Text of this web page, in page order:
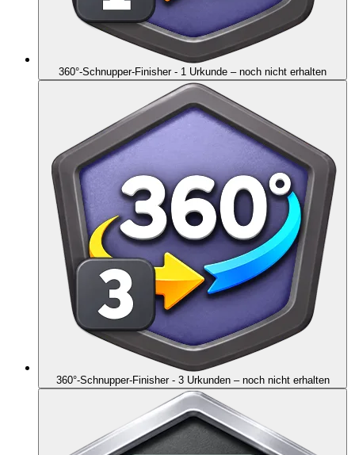
360°-Schnupper-Finisher - 1 Urkunde – noch nicht erhalten
360°-Schnupper-Finisher - 3 Urkunden – noch nicht erhalten